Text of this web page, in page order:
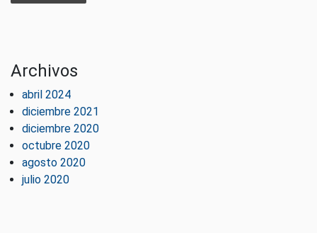
Archivos
abril 2024
diciembre 2021
diciembre 2020
octubre 2020
agosto 2020
julio 2020